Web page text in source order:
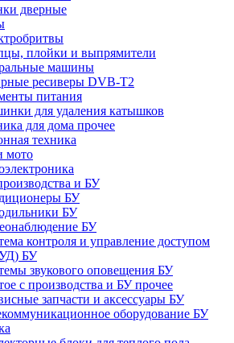
дверные
плойки и выпрямители
машины
ресиверы DVB-T2
питания
для удаления катышков
для дома прочее
техника
мото
и БУ
БУ
БУ
БУ
контроля и управление доступом
БУ
звукового оповещения БУ
с производства и БУ прочее
запчасти и аксессуары БУ
оборудование БУ